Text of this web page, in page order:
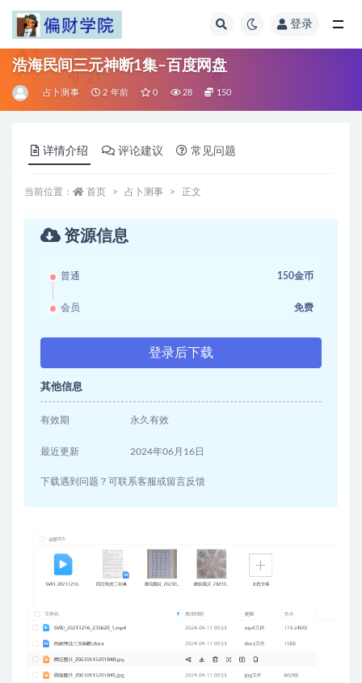
登录
浩海民间三元神断1集–百度网盘
占卜测事 2 年前 0 28 150
详情介绍 评论建议 常见问题
当前位置： 首页 占卜测事 正文
资源信息
普通 150金币
会员 免费
登录后下载
其他信息
有效期 永久有效
最近更新 2024年06月16日
下载遇到问题？可联系客服或留言反馈